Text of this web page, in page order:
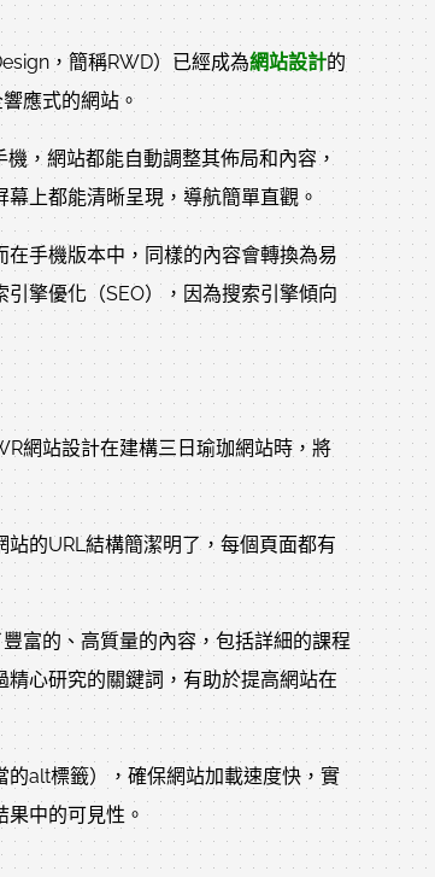
，簡稱RWD）已經成為網站設計的
應式的網站。
，網站都能自動調整其佈局和內容，
上都能清晰呈現，導航簡單直觀。
手機版本中，同樣的內容會轉換為易
擎優化（SEO），因為搜索引擎傾向
網站設計在建構三日瑜珈網站時，將
的URL結構簡潔明了，每個頁面都有
富的、高質量的內容，包括詳細的課程
心研究的關鍵詞，有助於提高網站在
的alt標籤），確保網站加載速度快，實
中的可見性。